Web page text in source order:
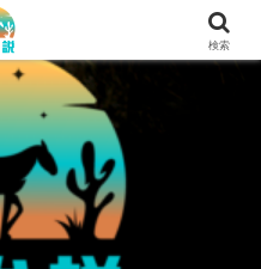
検索